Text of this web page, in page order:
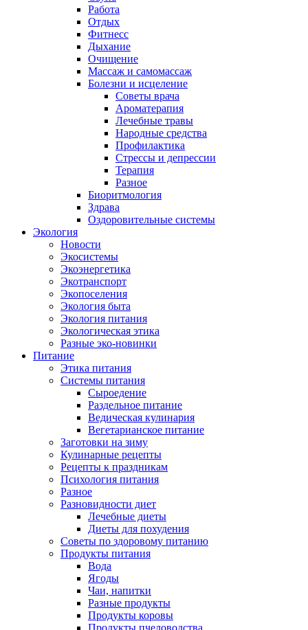
Работа
Отдых
Фитнесс
Дыхание
Очищение
Массаж и самомассаж
Болезни и исцеление
Советы врача
Ароматерапия
Лечебные травы
Народные средства
Профилактика
Стрессы и депрессии
Терапия
Разное
Биоритмология
Здрава
Оздоровительные системы
Экология
Новости
Экосистемы
Экоэнергетика
Экотранспорт
Экопоселения
Экология быта
Экология питания
Экологическая этика
Разные эко-новинки
Питание
Этика питания
Системы питания
Сыроедение
Раздельное питание
Ведическая кулинария
Вегетарианское питание
Заготовки на зиму
Кулинарные рецепты
Рецепты к праздникам
Психология питания
Разное
Разновидности диет
Лечебные диеты
Диеты для похудения
Советы по здоровому питанию
Продукты питания
Вода
Ягоды
Чаи, напитки
Разные продукты
Продукты коровы
Продукты пчеловодства